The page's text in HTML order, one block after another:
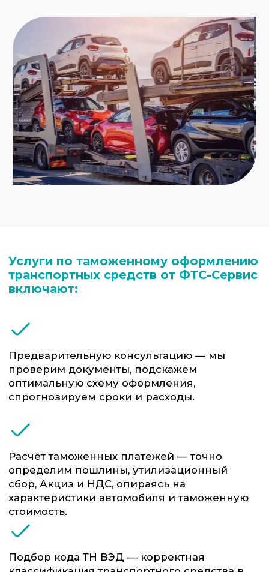
Работа с ЭПТС — мы готовим весь набор
документов необходимых для получения
ЭПТС. Наша испытательная лаборатория
оформляет такие документы как ОТТС,
Все необходимые заключения — мы
самостоятельно оформляем такие
автомобилей и заключения о технических
характеристиках.
на транспортное средство в случаях, когда
завоз производится на физическое лицо
— составим и подадим ПТД, подготовим
все сопутствующие документы.
Оформление декларации на транспортное
средство — составим и подадим ГТД (ДТ),
Расчёт таможенных платежей — точно
определим пошлины, утилизационный
сбор, Акциз и НДС, опираясь на
характеристики автомобиля и таможенную
стоимость.
Предварительную консультацию — мы
проверим документы, подскажем
оптимальную схему оформления,
спрогнозируем сроки и расходы.
включают: